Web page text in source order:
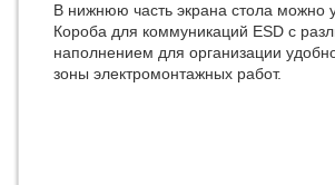
В нижнюю часть экрана стола можно
Короба для коммуникаций ESD с
наполнением для организации
зоны электромонтажных работ.